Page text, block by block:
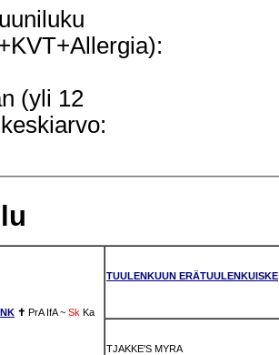
(yli 12
✝ PrA IfA ~ Sk Ka
TUULENKUUN ERÄTUULENKUISKE
TJAKKE'S MYRA